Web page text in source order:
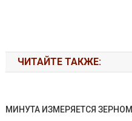
ЧИТАЙТЕ ТАКЖЕ:
МИНУТА ИЗМЕРЯЕТСЯ ЗЕРНОМ